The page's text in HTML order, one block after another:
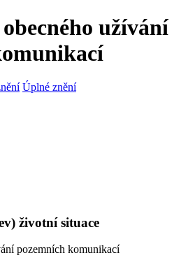
užívání
Úplné znění
životní situace
pozemních komunikací